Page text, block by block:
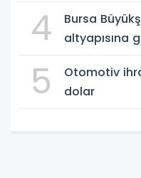
4
Bursa
altyapısına
5
Otomotiv
dolar